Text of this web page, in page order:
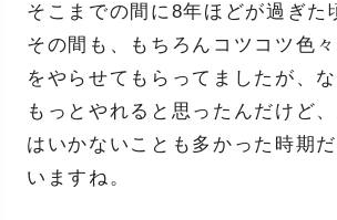
そこまでの間に8年ほどが過ぎた
その間も、もちろんコツコツ色
をやらせてもらってましたが、な
もっとやれると思ったんだけど
はいかないことも多かった時期
いますね。